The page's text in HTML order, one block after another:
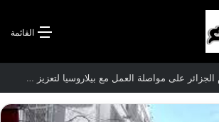
القائمة
سعيود يشدد على إلزامية استكمال جميع عمليات تعويض متضرري حرائق الغابات قبل نهاية شهر أوت